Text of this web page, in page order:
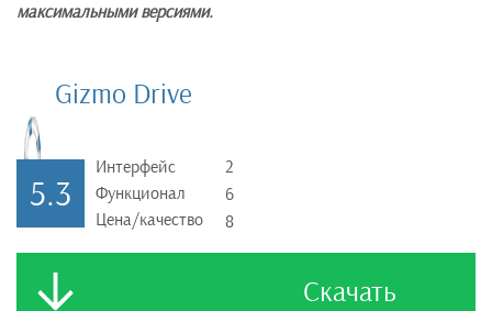
максимальными версиями.
Gizmo Drive
5.3
Интерфейс
Функционал
Цена/качество
2
6
8
Скачать